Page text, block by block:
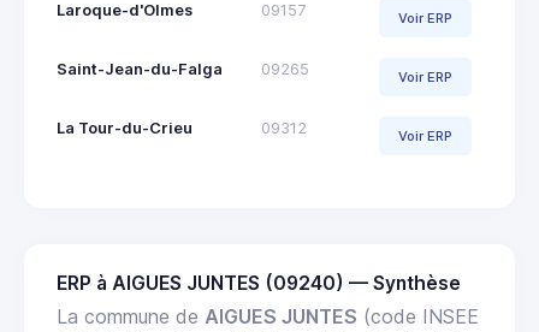
Laroque-d'Olmes 09157 Voir ERP
Saint-Jean-du-Falga 09265 Voir ERP
La Tour-du-Crieu 09312 Voir ERP
ERP à AIGUES JUNTES (09240) — Synthèse
La commune de AIGUES JUNTES (code INSEE